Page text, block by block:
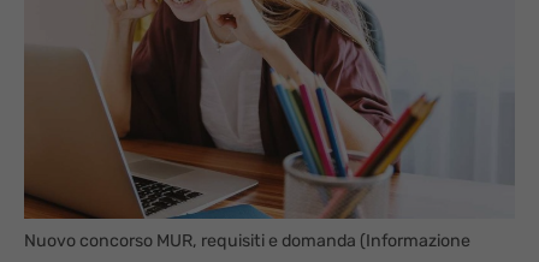
Nuovo concorso MUR, requisiti e domanda (Informazione